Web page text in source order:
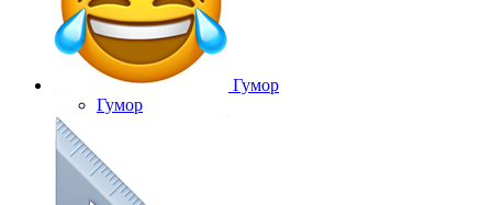
Гумор
Гумор